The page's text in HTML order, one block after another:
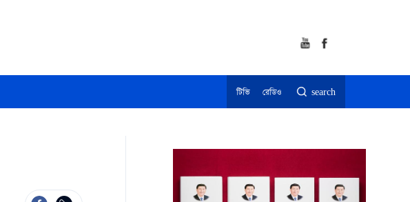
টিভি রেডিও search